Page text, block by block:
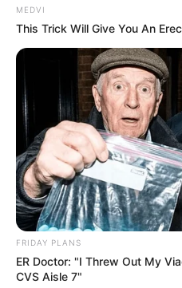
MEDVI
This Trick Will Give You An
FRIDAY PLANS
ER Doctor: "I Threw Out My
CVS Aisle 7"